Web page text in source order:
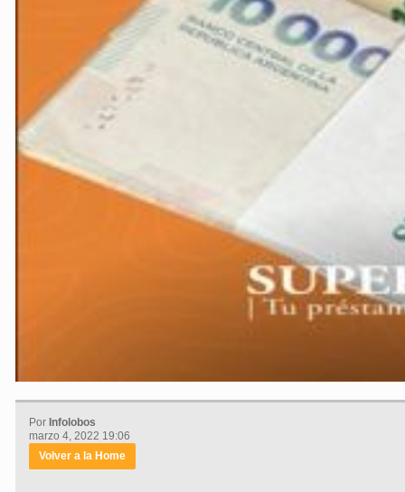
Por Infolobos
marzo 4, 2022 19:06
Volver a la Home